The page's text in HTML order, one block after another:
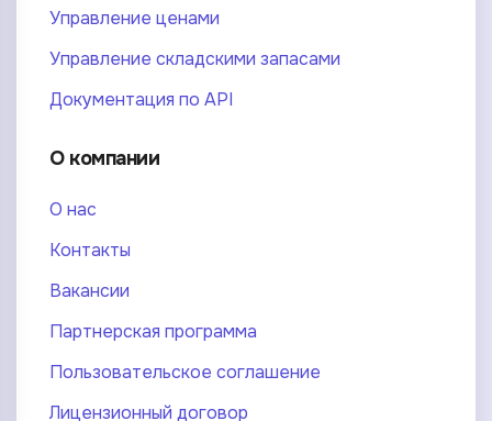
Управление ценами
Управление складскими запасами
Документация по API
О компании
О нас
Контакты
Вакансии
Партнерская программа
Пользовательское соглашение
Лицензионный договор